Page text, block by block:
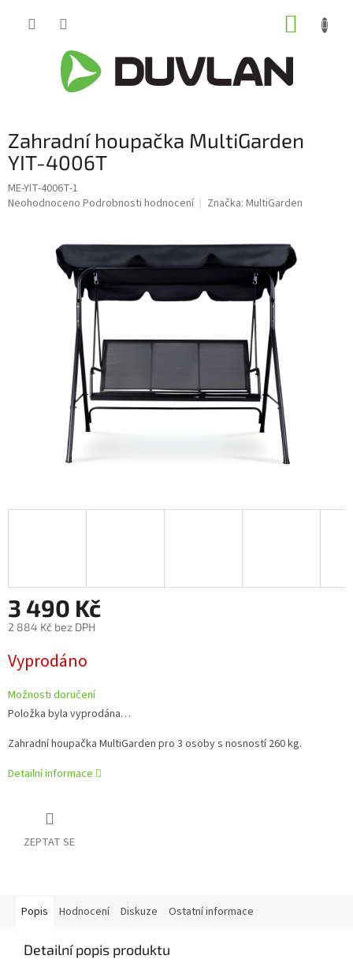
Zahradní houpačka MultiGarden
YIT-4006T
ME-YIT-4006T-1
Průměrné
Neohodnoceno Podrobnosti hodnocení Značka: MultiGarden
3 490 Kč
2 884 Kč bez DPH
cena:
Vyprodáno
Možnosti doručení
Položka byla vyprodána…
Zahradní houpačka MultiGarden pro 3 osoby s nosností 260 kg.
Detailní informace
ZEPTAT SE
Popis Hodnocení Diskuze Ostatní informace
Detailní popis produktu